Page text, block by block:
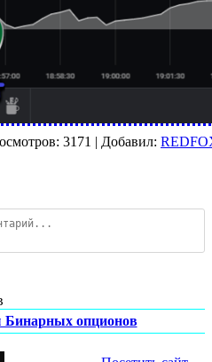
: 3171 | Добавил:
опционов